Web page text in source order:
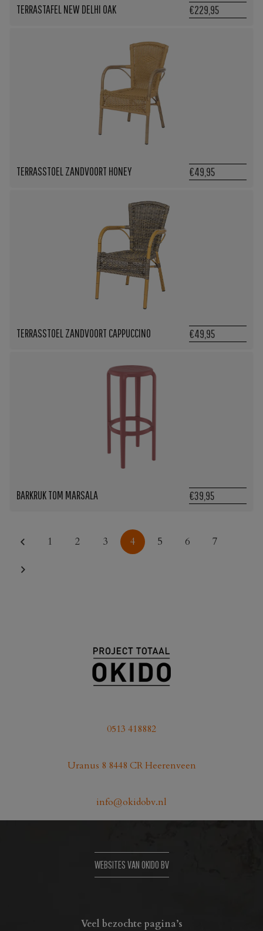
TERRASTAFEL NEW DELHI OAK €229,95
TERRASSTOEL ZANDVOORT HONEY €49,95
TERRASSTOEL ZANDVOORT CAPPUCCINO €49,95
BARKRUK TOM MARSALA €39,95
1 2 3 4 5 6 7
0513 418882
Uranus 8 8448 CR Heerenveen
info@okidobv.nl
WEBSITES VAN OKIDO BV
Veel bezochte pagina’s